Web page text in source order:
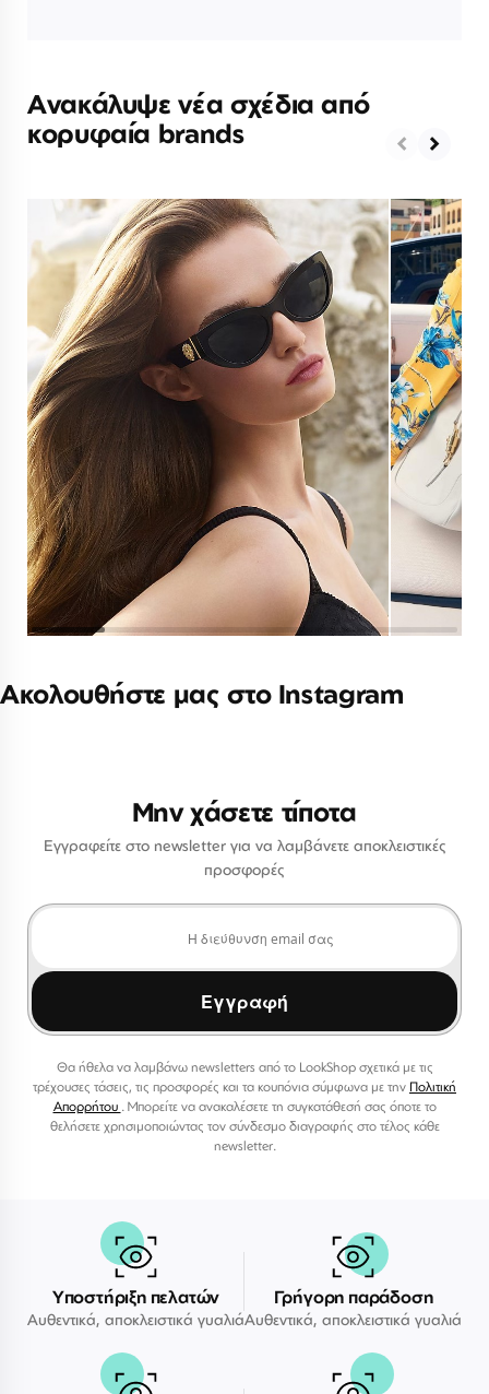
Ανακάλυψε νέα σχέδια από
κορυφαία brands
Ακολουθήστε μας στο Instagram
Μην χάσετε τίποτα
Εγγραφείτε στο newsletter για να λαμβάνετε αποκλειστικές
προσφορές
Εγγραφή
Θα ήθελα να λαμβάνω newsletters από το LookShop σχετικά με τις
τρέχουσες τάσεις, τις προσφορές και τα κουπόνια σύμφωνα με την Πολιτική
Απορρήτου . Μπορείτε να ανακαλέσετε τη συγκατάθεσή σας όποτε το
θελήσετε χρησιμοποιώντας τον σύνδεσμο διαγραφής στο τέλος κάθε
newsletter.
Υποστήριξη πελατών
Αυθεντικά, αποκλειστικά γυαλιά
Γρήγορη παράδοση
Αυθεντικά, αποκλειστικά γυαλιά